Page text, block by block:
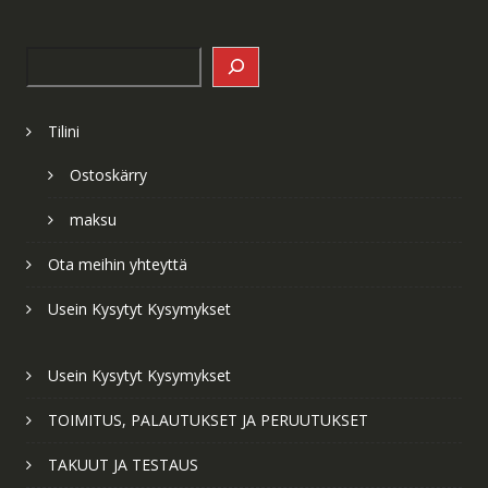
Tilini
Ostoskärry
maksu
Ota meihin yhteyttä
Usein Kysytyt Kysymykset
Usein Kysytyt Kysymykset
TOIMITUS, PALAUTUKSET JA PERUUTUKSET
TAKUUT JA TESTAUS